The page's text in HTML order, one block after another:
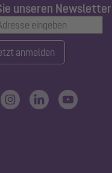
unseren Newsletter
anmelden